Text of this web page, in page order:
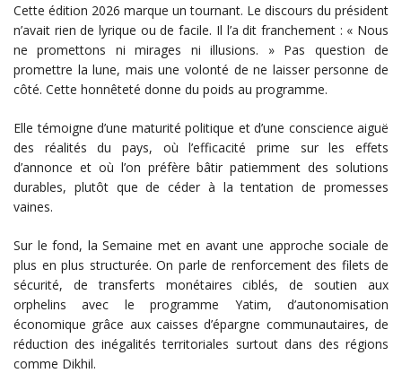
Cette édition 2026 marque un tournant. Le discours du président
n’avait rien de lyrique ou de facile. Il l’a dit franchement : « Nous
ne promettons ni mirages ni illusions. » Pas question de
promettre la lune, mais une volonté de ne laisser personne de
côté. Cette honnêteté donne du poids au programme.
Elle témoigne d’une maturité politique et d’une conscience aiguë
des réalités du pays, où l’efficacité prime sur les effets
d’annonce et où l’on préfère bâtir patiemment des solutions
durables, plutôt que de céder à la tentation de promesses
vaines.
Sur le fond, la Semaine met en avant une approche sociale de
plus en plus structurée. On parle de renforcement des filets de
sécurité, de transferts monétaires ciblés, de soutien aux
orphelins avec le programme Yatim, d’autonomisation
économique grâce aux caisses d’épargne communautaires, de
réduction des inégalités territoriales surtout dans des régions
comme Dikhil.